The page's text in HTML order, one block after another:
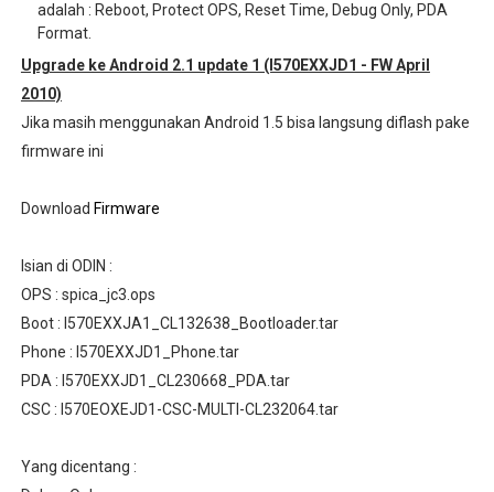
adalah : Reboot, Protect OPS, Reset Time, Debug Only, PDA
Format.
Upgrade ke Android 2.1 update 1 (I570EXXJD1 - FW April
2010)
Jika masih menggunakan Android 1.5 bisa langsung diflash pake
firmware ini
Download Firmware
Isian di ODIN :
OPS : spica_jc3.ops
Boot : I570EXXJA1_CL132638_Bootloader.tar
Phone : I570EXXJD1_Phone.tar
PDA : I570EXXJD1_CL230668_PDA.tar
CSC : I570EOXEJD1-CSC-MULTI-CL232064.tar
Yang dicentang :